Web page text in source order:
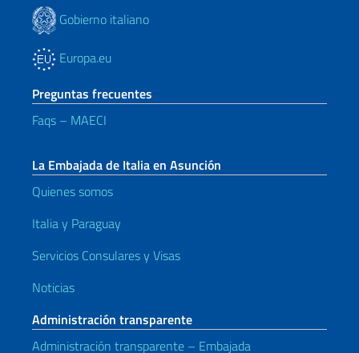
Gobierno italiano
Europa.eu
Preguntas frecuentes
Faqs – MAECI
La Embajada de Italia en Asunción
Quienes somos
Italia y Paraguay
Servicios Consulares y Visas
Noticias
Administración transparente
Administración transparente – Embajada